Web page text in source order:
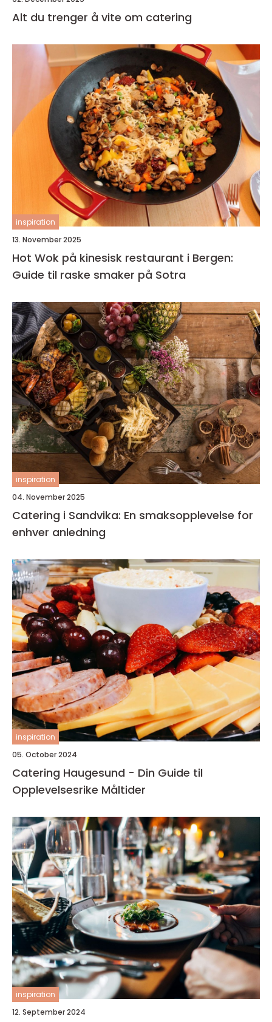
Alt du trenger å vite om catering
inspiration
13. November 2025
Hot Wok på kinesisk restaurant i Bergen:
Guide til raske smaker på Sotra
inspiration
04. November 2025
Catering i Sandvika: En smaksopplevelse for
enhver anledning
inspiration
05. October 2024
Catering Haugesund - Din Guide til
Opplevelsesrike Måltider
inspiration
12. September 2024